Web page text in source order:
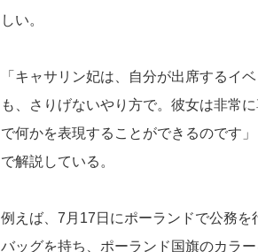
しい。
「キャサリン妃は、自分が出席するイ
も、さりげないやり方で。彼女は非常
で何かを表現することができるのです
で解説している。
例えば、7月17日にポーランドで公務
バッグを持ち、ポーランド国旗のカラ